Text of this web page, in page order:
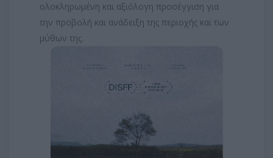
ολοκληρωμένη και αξιόλογη προσέγγιση για
την προβολή και ανάδειξη της περιοχής και των
μύθων της.